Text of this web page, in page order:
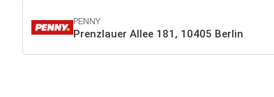
PENNY
Prenzlauer Allee 181, 10405 Berlin